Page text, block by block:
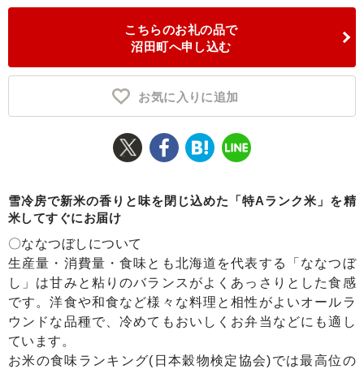
控除額シミュレータ Q&A
こちらのお礼の品で
沼田町へ申し込む
お気に入りに追加
雪冷房で新米の香りと味を閉じ込めた「特Aランク米」を精
米してすぐにお届け
〇ななつぼしについて
生産量・消費量・食味とも北海道を代表する「ななつぼ
し」は甘みと粘りのバランスがよくあっさりとした食感
です。洋食や和食など様々な料理と相性がよいオールラ
ウンドな品種で、冷めてもおいしくお弁当などにも適し
ています。
お米の食味ランキング(日本穀物検定協会)では最高位の